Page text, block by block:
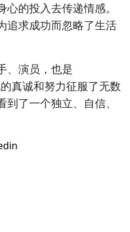
的投入去传递情感。
追求成功而忽略了生活
、演员，也是
真诚和努力征服了无数
了一个独立、自信、